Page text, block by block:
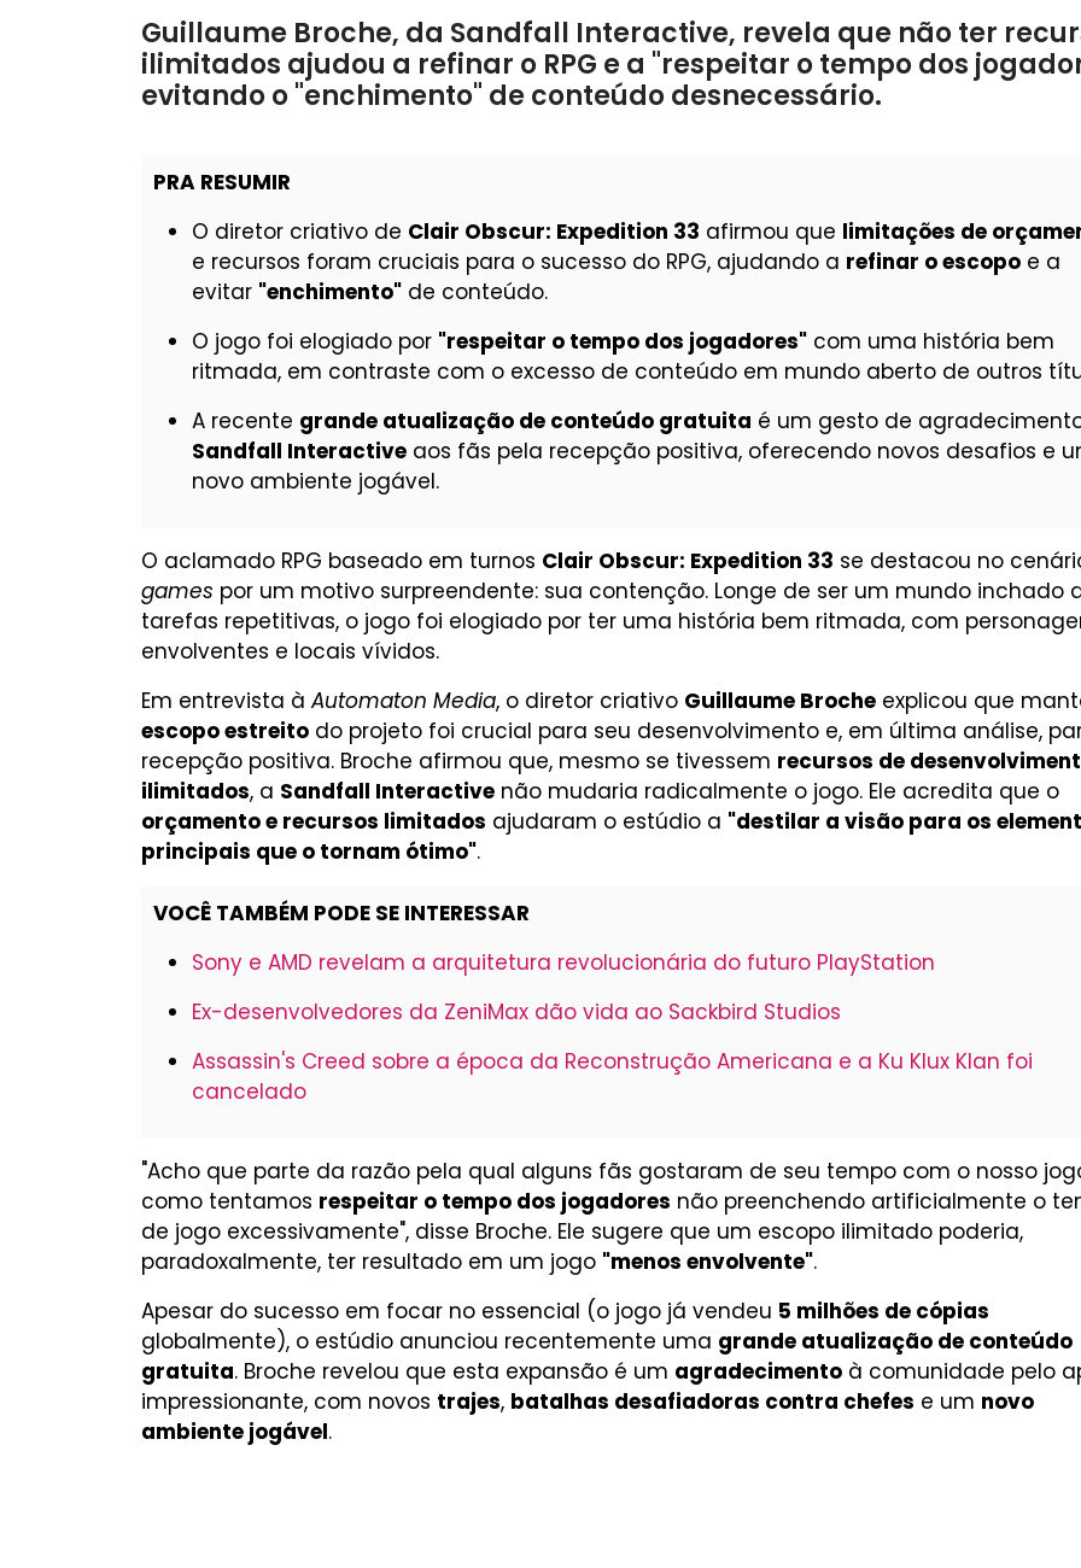
Guillaume Broche, da Sandfall Interactive, revela que não ter
ilimitados ajudou a refinar o RPG e a "respeitar o tempo dos
evitando o "enchimento" de conteúdo desnecessário.
PRA RESUMIR
O diretor criativo de Clair Obscur: Expedition 33 afirmou que limitações de
e recursos foram cruciais para o sucesso do RPG, ajudando a refinar o escopo e a
evitar "enchimento" de conteúdo.
O jogo foi elogiado por "respeitar o tempo dos jogadores" com uma história bem
ritmada, em contraste com o excesso de conteúdo em mundo aberto de outros
A recente grande atualização de conteúdo gratuita é um gesto de
Sandfall Interactive aos fãs pela recepção positiva, oferecendo novos desafios e
novo ambiente jogável.
O aclamado RPG baseado em turnos Clair Obscur: Expedition 33 se destacou no
games por um motivo surpreendente: sua contenção. Longe de ser um mundo inchado
tarefas repetitivas, o jogo foi elogiado por ter uma história bem ritmada, com
envolventes e locais vívidos.
Em entrevista àAutomaton Media, o diretor criativo Guillaume Broche explicou que
escopo estreito do projeto foi crucial para seu desenvolvimento e, em última análise,
recepção positiva. Broche afirmou que, mesmo se tivessem recursos de
ilimitados, a Sandfall Interactive não mudaria radicalmente o jogo. Ele acredita que o
orçamento e recursos limitados ajudaram o estúdio a "destilar a visão para os
principais que o tornam ótimo".
VOCÊ TAMBÉM PODE SE INTERESSAR
Sony e AMD revelam a arquitetura revolucionária do futuro PlayStation
Ex-desenvolvedores da ZeniMax dão vida ao Sackbird Studios
Assassin's Creed sobre a época da Reconstrução Americana e a Ku Klux Klan foi
cancelado
"Acho que parte da razão pela qual alguns fãs gostaram de seu tempo com o nosso
como tentamos respeitar o tempo dos jogadores não preenchendo artificialmente o
de jogo excessivamente", disse Broche. Ele sugere que um escopo ilimitado poderia,
paradoxalmente, ter resultado em um jogo "menos envolvente".
Apesar do sucesso em focar no essencial (o jogo já vendeu 5 milhões de cópias
globalmente), o estúdio anunciou recentemente uma grande atualização de conteúdo
gratuita. Broche revelou que esta expansão é um agradecimento à comunidade pelo
impressionante, com novos trajes, batalhas desafiadoras contra chefes e um novo
ambiente jogável.